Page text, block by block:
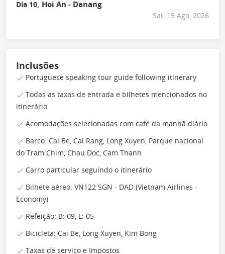
Dia 10, Hoi An - Danang
Sat, 15 Ago, 2026
Inclusões
Portuguese speaking tour guide following itinerary
Todas as taxas de entrada e bilhetes mencionados no
itinerário
Acomodações selecionadas com café da manhã diário
Barco: Cai Be, Cai Rang, Long Xuyen, Parque nacional
do Tram Chim, Chau Doc, Cam Thanh
Carro particular seguindo o itinerário
Bilhete aéreo: VN122 SGN - DAD (Vietnam Airlines -
Economy)
Refeição: B: 09, L: 05
Bicicleta: Cai Be, Long Xuyen, Kim Bong
Taxas de serviço e Impostos